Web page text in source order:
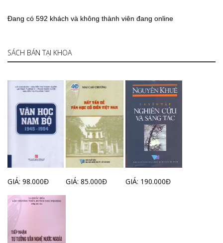
Đang có 592 khách và không thành viên đang online
SÁCH BÁN TẠI KHOA
GIÁ: 98.000Đ GIÁ: 85.000Đ GIÁ: 190.000Đ